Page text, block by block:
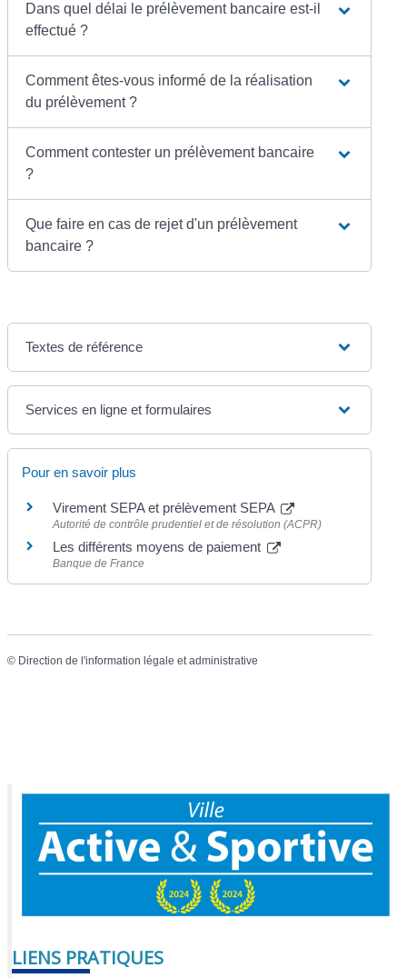
Dans quel délai le prélèvement bancaire est-il
effectué ?
Comment êtes-vous informé de la réalisation
du prélèvement ?
Comment contester un prélèvement bancaire
?
Que faire en cas de rejet d'un prélèvement
bancaire ?
Textes de référence
Services en ligne et formulaires
Pour en savoir plus
Virement SEPA et prélèvement SEPA
Autorité de contrôle prudentiel et de résolution (ACPR)
Les différents moyens de paiement
Banque de France
© Direction de l'information légale et administrative
LIENS PRATIQUES